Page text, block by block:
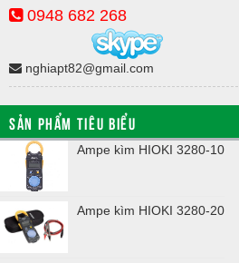
0948 682 268
nghiapt82@gmail.com
SẢN PHẨM TIÊU BIỂU
Ampe kìm HIOKI 3280-10
Ampe kìm HIOKI 3280-20